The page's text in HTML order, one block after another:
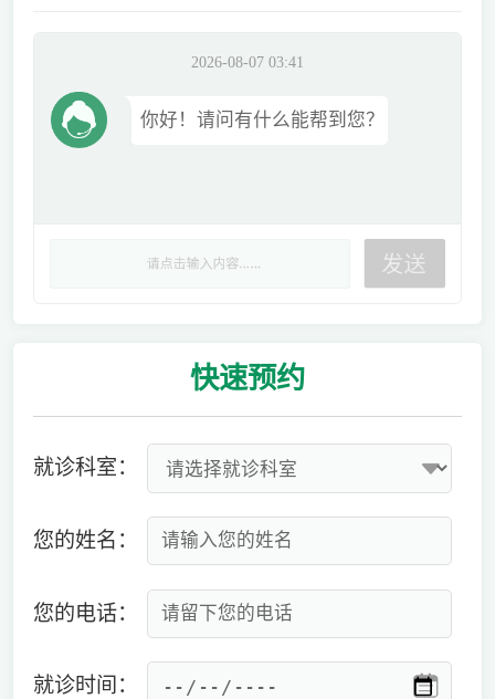
2026-08-07 03:41
你好！请问有什么能帮到您？
快速预约
就诊科室：
您的姓名：
您的电话：
就诊时间：